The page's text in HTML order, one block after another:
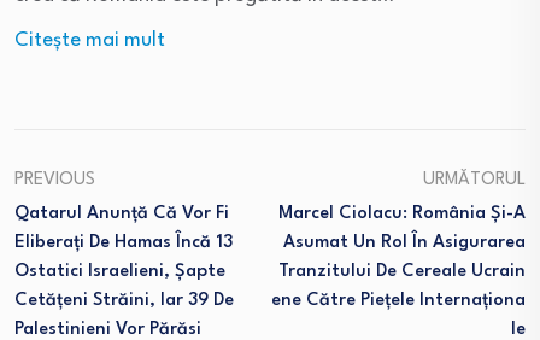
Citeşte mai mult
PREVIOUS
Qatarul Anunță Că Vor Fi
Eliberați De Hamas Încă 13
Ostatici Israelieni, Șapte
Cetățeni Străini, Iar 39 De
Palestinieni Vor Părăsi
URMĂTORUL
Marcel Ciolacu: România Și-A
Asumat Un Rol În Asigurarea
Tranzitului De Cereale Ucrain
Ene Către Piețele Internaționa
Le